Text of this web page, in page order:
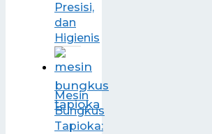
Presisi,
dan
Higienis
Mesin
Bungkus
Tapioka: